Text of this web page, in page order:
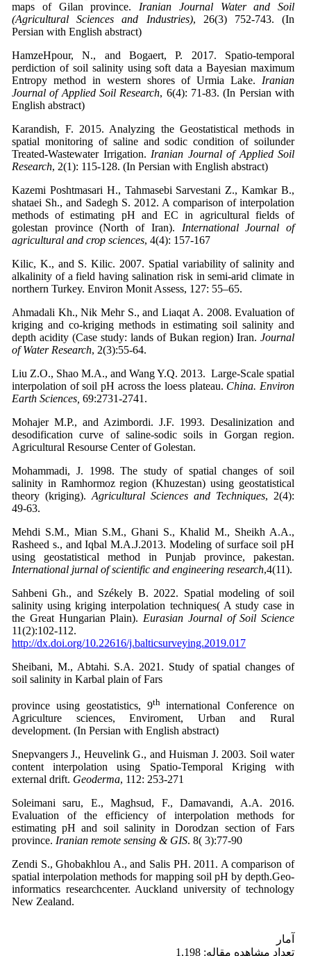
maps of Gilan province. Iranian Journal Water and Soil
(Agricultural Sciences and Industries), 26(3) 752-743. (In
Persian with English abstract)
HamzeHpour, N., and Bogaert, P. 2017. Spatio-temporal
perdiction of soil salinity using soft data a Bayesian maximum
Entropy method in western shores of Urmia Lake. Iranian
Journal of Applied Soil Research, 6(4): 71-83. (In Persian with
English abstract)
Karandish, F. 2015. Analyzing the Geostatistical methods in
spatial monitoring of saline and sodic condition of soilunder
Treated-Wastewater Irrigation. Iranian Journal of Applied Soil
Research, 2(1): 115-128. (In Persian with English abstract)
Kazemi Poshtmasari H., Tahmasebi Sarvestani Z., Kamkar B.,
shataei Sh., and Sadegh S. 2012. A comparison of interpolation
methods of estimating pH and EC in agricultural fields of
golestan province (North of Iran). International Journal of
agricultural and crop sciences, 4(4): 157-167
Kilic, K., and S. Kilic. 2007. Spatial variability of salinity and
alkalinity of a field having salination risk in semi-arid climate in
northern Turkey. Environ Monit Assess, 127: 55–65.
Ahmadali Kh., Nik Mehr S., and Liaqat A. 2008. Evaluation of
kriging and co-kriging methods in estimating soil salinity and
depth acidity (Case study: lands of Bukan region) Iran. Journal
of WaterResearch, 2(3):55-64.
Liu Z.O., Shao M.A., and Wang Y.Q. 2013. Large-Scale spatial
interpolation of soil pH across the loess plateau. China. Environ
Earth Sciences, 69:2731-2741.
Mohajer M.P., and Azimbordi. J.F. 1993. Desalinization and
desodification curve of saline-sodic soils in Gorgan region.
Agricultural Resourse Center of Golestan.
Mohammadi, J. 1998. The study of spatial changes of soil
salinity in Ramhormoz region (Khuzestan) using geostatistical
theory (kriging). Agricultural Sciences and Techniques, 2(4):
49-63.
Mehdi S.M., Mian S.M., Ghani S., Khalid M., Sheikh A.A.,
Rasheed s., and Iqbal M.A.J.2013. Modeling of surface soil pH
using geostatistical method in Punjab province, pakestan.
International jurnal of scientific and engineering research,4(11).
Sahbeni Gh., and Székely B. 2022. Spatial modeling of soil
salinity using kriging interpolation techniques( A study case in
the Great Hungarian Plain). Eurasian Journal of Soil Science
11(2):102-112.
http://dx.doi.org/10.22616/j.balticsurveying.2019.017
Sheibani, M., Abtahi. S.A. 2021. Study of spatial changes of
soil salinity in Karbal plain of Fars
province using geostatistics, 9thinternational Conference on
Agriculture sciences, Enviroment, Urban and Rural
development. (In Persian with English abstract)
Snepvangers J., Heuvelink G., and Huisman J. 2003. Soil water
content interpolation using Spatio-Temporal Kriging with
external drift. Geoderma, 112: 253-271
Soleimani saru, E., Maghsud, F., Damavandi, A.A. 2016.
Evaluation of the efficiency of interpolation methods for
estimating pH and soil salinity in Dorodzan section of Fars
province. Iranian remote sensing & GIS. 8( 3):77-90
Zendi S., Ghobakhlou A., and Salis PH. 2011. A comparison of
spatial interpolation methods for mapping soil pH by depth.Geo-
informatics researchcenter. Auckland university of technology
New Zealand.
آمار
تعداد مشاهده مقاله: 1,198